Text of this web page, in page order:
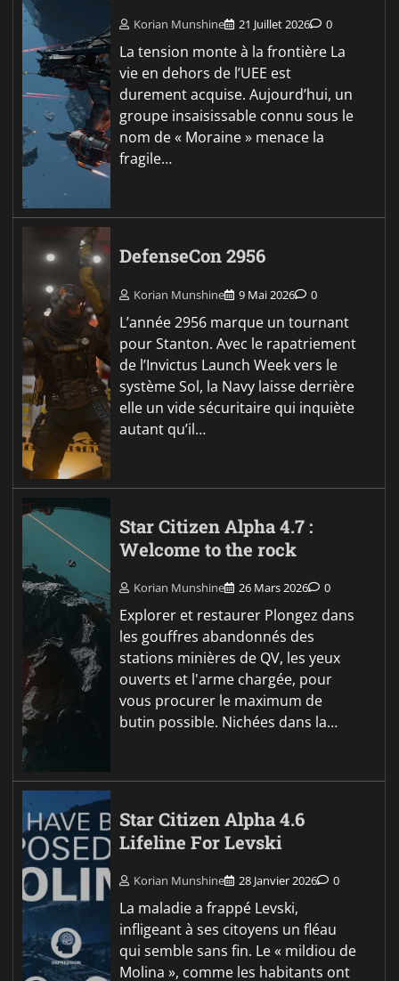
Korian Munshine 21 Juillet 2026 0
La tension monte à la frontière La
vie en dehors de l’UEE est
durement acquise. Aujourd’hui, un
groupe insaisissable connu sous le
nom de « Moraine » menace la
fragile…
DefenseCon 2956
Korian Munshine 9 Mai 2026 0
L’année 2956 marque un tournant
pour Stanton. Avec le rapatriement
de l’Invictus Launch Week vers le
système Sol, la Navy laisse derrière
elle un vide sécuritaire qui inquiète
autant qu’il…
Star Citizen Alpha 4.7 :
Welcome to the rock
Korian Munshine 26 Mars 2026 0
Explorer et restaurer Plongez dans
les gouffres abandonnés des
stations minières de QV, les yeux
ouverts et l'arme chargée, pour
vous procurer le maximum de
butin possible. Nichées dans la…
Star Citizen Alpha 4.6
Lifeline For Levski
Korian Munshine 28 Janvier 2026 0
La maladie a frappé Levski,
infligeant à ses citoyens un fléau
qui semble sans fin. Le « mildiou de
Molina », comme les habitants ont